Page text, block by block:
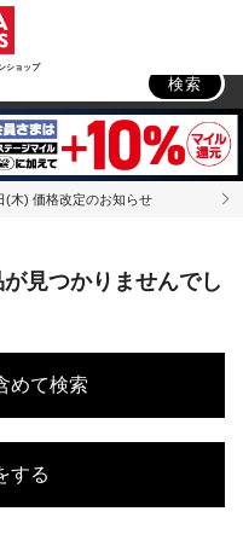
ショップ
検索
(木) 価格改定のお知らせ
見つかりませんでし
めて検索
する